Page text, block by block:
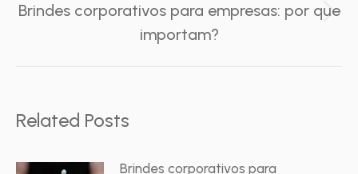
Próximo
post:
Brindes corporativos para empresas: por que
importam?
Related Posts
Brindes corporativos para